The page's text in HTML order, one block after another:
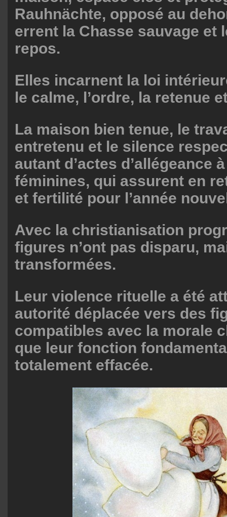
Rauhnächte, opposé au
errent la Chasse sauvage et
repos.
Elles incarnent la loi
le calme, l’ordre, la retenue
La maison bien tenue, le
entretenu et le silence
autant d’actes d’allégeance
féminines, qui assurent en
et fertilité pour l’année
Avec la christianisation
figures n’ont pas disparu,
transformées.
Leur violence rituelle a été
autorité déplacée vers des
compatibles avec la morale
que leur fonction
totalement effacée.